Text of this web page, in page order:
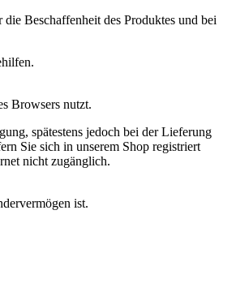
Beschaffenheit des Produktes und bei
Browsers nutzt.
spätestens jedoch bei der Lieferung
Sie sich in unserem Shop registriert
nicht zugänglich.
ist.